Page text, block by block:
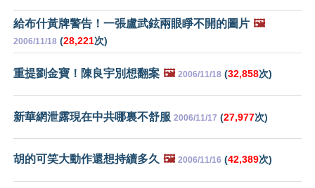
給布什黃牌警告！一張盧武鉉兩眼睜不開的圖片 🖼️
2006/11/18 (28,221次)
重提劉金寶！陳良宇別想翻案 🖼️ 2006/11/18 (32,858次)
新華網泄露現在中共哪裏不舒服 2006/11/17 (27,977次)
胡的可笑大動作還想持續多久 🖼️ 2006/11/16 (42,389次)